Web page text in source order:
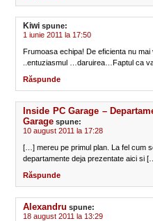
Kiwi spune:
1 iunie 2011 la 17:50
Frumoasa echipa! De eficienta nu
..entuziasmul …daruirea…Faptul ca
Răspunde
Inside PC Garage –
Garage spune:
10 august 2011 la 17:28
[…] mereu pe primul plan. La fel cum
departamente deja prezentate aici si
Răspunde
Alexandru spune:
18 august 2011 la 13:29